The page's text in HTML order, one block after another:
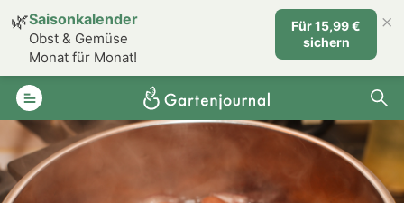
🌿Saisonkalender
Obst & Gemüse
Monat für Monat!
Für 15,99 €
sichern
×